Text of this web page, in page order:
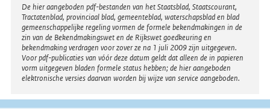
Disclaimer
De hier aangeboden pdf-bestanden van het Staatsblad, Staatscourant,
Tractatenblad, provinciaal blad, gemeenteblad, waterschapsblad en blad
gemeenschappelijke regeling vormen de formele bekendmakingen in de
zin van de Bekendmakingswet en de Rijkswet goedkeuring en
bekendmaking verdragen voor zover ze na 1 juli 2009 zijn uitgegeven.
Voor pdf-publicaties van vóór deze datum geldt dat alleen de in papieren
vorm uitgegeven bladen formele status hebben; de hier aangeboden
elektronische versies daarvan worden bij wijze van service aangeboden.